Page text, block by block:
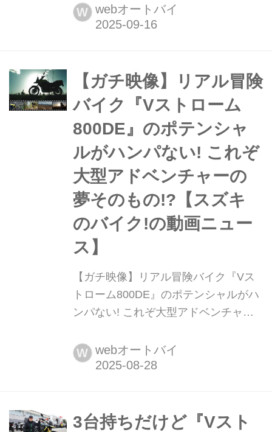
キ Vストローム800 / ツーリングイン
プレ・レビュー4 ワインディング 編】
きか。そんな風に迷っている人がいた
ら、ひとつの参考までにどうぞ。
W webオートバイ
【ガチ映像】リアル冒険
バイク『Vストローム
800DE』のポテンシャ
ルがハンパない! これぞ
大型アドベンチャーの
夢そのもの!?【スズキ
のバイク!の動画ニュー
ス】
【ガチ映像】リアル冒険バイク『Vス
トローム800DE』のポテンシャルがハ
ンパない! これぞ大型アドベンチャー
画ニュース】 スズキの海外版YouTube
サイト「Suzuki Australia」に「Vスト
はご存じですか?
W webオートバイ
3台持ちだけど『Vスト